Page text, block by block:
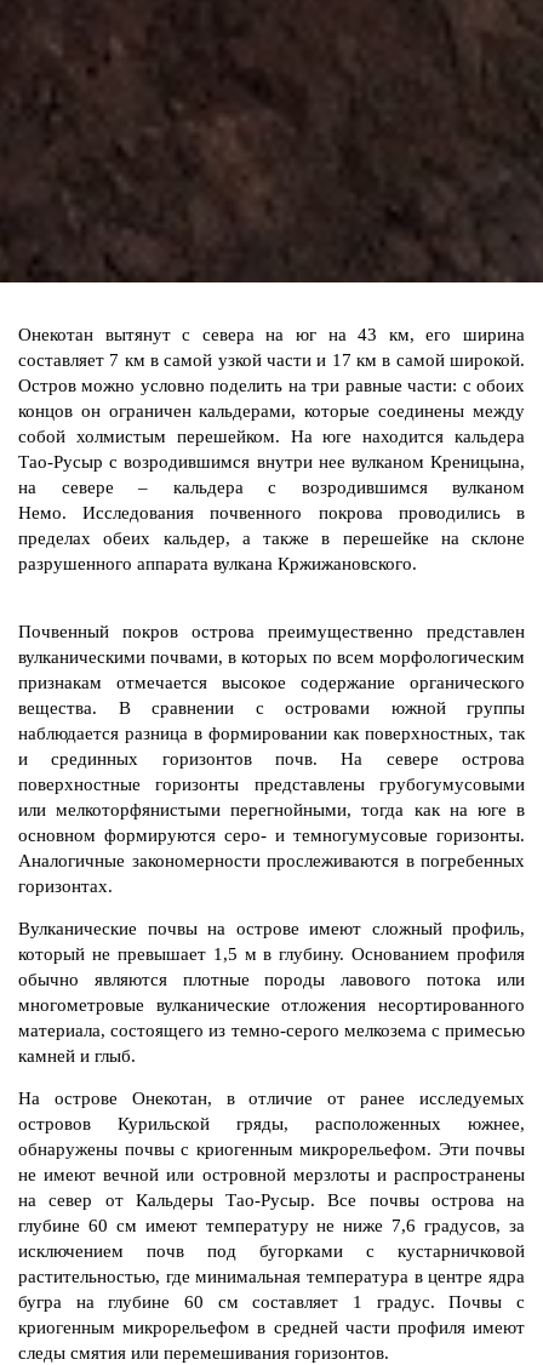
Онекотан вытянут с севера на юг на 43 км, его ширина
составляет 7 км в самой узкой части и 17 км в самой широкой.
Остров можно условно поделить на три равные части: с обоих
концов он ограничен кальдерами, которые соединены между
собой холмистым перешейком. На юге находится кальдера
Тао-Русыр с возродившимся внутри нее вулканом Креницына,
на севере – кальдера с возродившимся вулканом
Немо.Исследования почвенного покрова проводились в
пределах обеих кальдер, а также в перешейке на склоне
разрушенного аппарата вулкана Кржижановского.
Почвенный покров острова преимущественно представлен
вулканическими почвами, в которых по всем морфологическим
признакам отмечается высокое содержание органического
вещества. В сравнении с островами южной группы
наблюдается разница в формировании как поверхностных, так
и срединных горизонтов почв. На севере острова
поверхностные горизонты представлены грубогумусовыми
или мелкоторфянистыми перегнойными, тогда как на юге в
основном формируются серо- и темногумусовые горизонты.
Аналогичные закономерности прослеживаются в погребенных
горизонтах.
Вулканические почвы на острове имеют сложный профиль,
который не превышает 1,5 м в глубину. Основанием профиля
обычно являются плотные породы лавового потока или
многометровые вулканические отложения несортированного
материала, состоящего из темно-серого мелкозема с примесью
камней и глыб.
На острове Онекотан, в отличие от ранее исследуемых
островов Курильской гряды, расположенных южнее,
обнаружены почвы с криогенным микрорельефом. Эти почвы
не имеют вечной или островной мерзлоты и распространены
на север от Кальдеры Тао-Русыр. Все почвы острова на
глубине 60 см имеют температуру не ниже 7,6 градусов, за
исключением почв под бугорками с кустарничковой
растительностью, где минимальная температура в центре ядра
бугра на глубине 60 см составляет 1 градус. Почвы с
криогенным микрорельефом в средней части профиля имеют
следы смятия или перемешивания горизонтов.